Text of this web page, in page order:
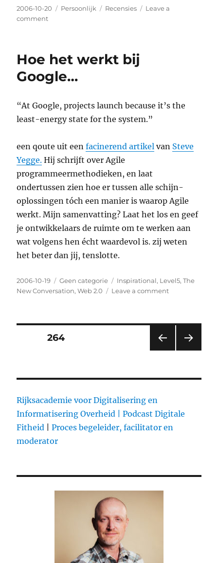
Posted
on
2006-10-20 Categories
Persoonlijk Tags
Recensies
Leave a
comment
Mama’s
Homemade
Hoe het werkt bij
Google…
“At Google, projects launch because it’s the
least-energy state for the system.”
een qoute uit eenfacinerend artikel van Steve
Yegge. Hij schrijft over Agile
programmeermethodieken, en laat
ondertussen zien hoe er tussen alle schijn-
oplossingen tóch een manier is waarop Agile
werkt. Mijn samenvatting? Laat het los en geef
je ontwikkelaars de ruimte om te werken aan
wat volgens hen écht waardevol is. zij weten
het beter dan jij, tenslotte.
Posted
on
2006-10-19 Categories
Geen categorie Tags
Inspirational, Level5,The
New Conversation,Web 2.0 Leave a comment
Google…
Posts
PAG
264
Rijksacademie voor Digitalisering en
Informatisering Overheid |
Podcast Digitale
Fitheid |Proces begeleider, facilitator en
moderator